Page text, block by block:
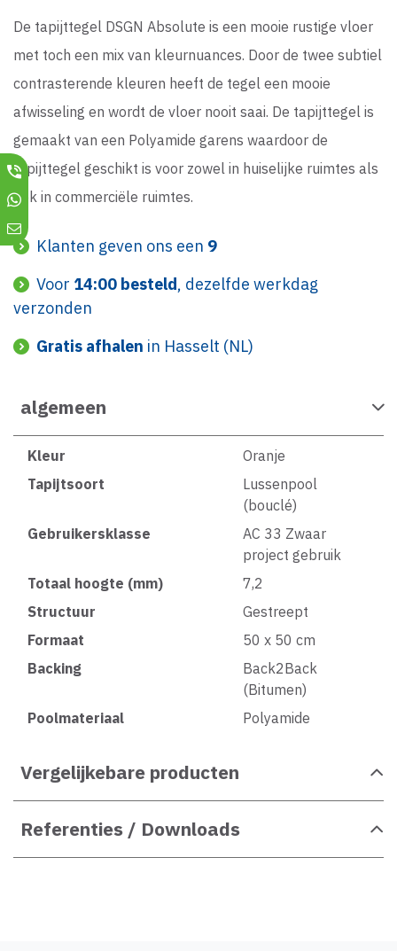
De tapijttegel DSGN Absolute is een mooie rustige vloer
met toch een mix van kleurnuances. Door de twee subtiel
contrasterende kleuren heeft de tegel een mooie
afwisseling en wordt de vloer nooit saai. De tapijttegel is
gemaakt van een Polyamide garens waardoor de
tapijttegel geschikt is voor zowel in huiselijke ruimtes als
ook in commerciële ruimtes.
Klanten geven ons een 9
Voor 14:00 besteld, dezelfde werkdag
verzonden
Gratis afhalen in Hasselt (NL)
algemeen
Kleur
Oranje
Tapijtsoort
Lussenpool
(bouclé)
Gebruikersklasse
AC 33 Zwaar
project gebruik
Totaal hoogte (mm)
7,2
Structuur
Gestreept
Formaat
50 x 50 cm
Backing
Back2Back
(Bitumen)
Poolmateriaal
Polyamide
Vergelijkebare producten
Referenties / Downloads